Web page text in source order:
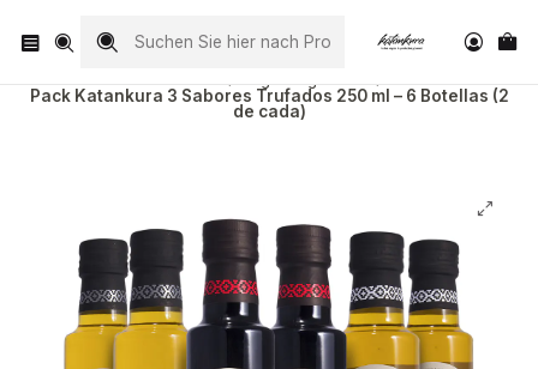
Pack Katankura 3 Sabores Trufados 250 ml – 6 Botellas (2
de cada)